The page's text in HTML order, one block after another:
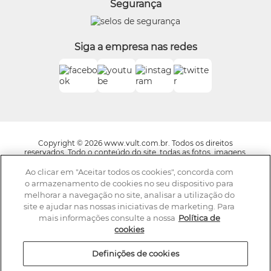
Boticário Internacional
Segurança
Siga a empresa nas redes
Copyright © 2026 www.vult.com.br. Todos os direitos
reservados. Todo o conteúdo do site, todas as fotos, imagens,
layout, trade dress, aqui veiculados são de propriedade exclusiva
da Boticário Produto de Beleza Ltda. É vedada qualquer
reprodução, total ou parcial, de qualquer elemento de
identidade, sem expressa autorização. A violação de qualquer
direito mencionado implicará na responsabilização cível e
criminal nos termos da Lei. Os preços dos produtos estão
sujeitos a alteração sem aviso prévio.
A Vult se reserva o direito de corrigir qualquer possível erro de
digitação ou gráfico e caso haja divergências entre os valores
ofertados nos e-mails promocionais e valores do site,
Ao clicar em "Aceitar todos os cookies", concorda com
o armazenamento de cookies no seu dispositivo para
melhorar a navegação no site, analisar a utilização do
site e ajudar nas nossas iniciativas de marketing. Para
mais informações consulte a nossa Política de
cookies
Definições de cookies